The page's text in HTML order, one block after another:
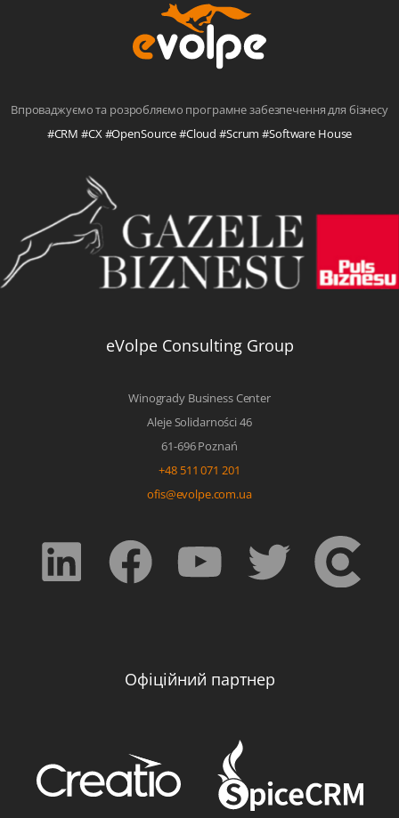
Впроваджуємо та розробляємо програмне забезпечення для бізнесу
#CRM #CX #OpenSource #Cloud #Scrum #Software House
eVolpe Consulting Group
Winogrady Business Center
Aleje Solidarności 46
61-696 Poznań
+48 511 071 201
ofis@evolpe.com.ua
Офіційний партнер